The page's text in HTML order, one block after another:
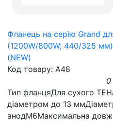
Фланець на серію Grand
(1200W/800W; 440/325
(NEW)
Код товару: A48
0
Тип фланцяДля сухого
діаметром до 13
анодM6Максимальна